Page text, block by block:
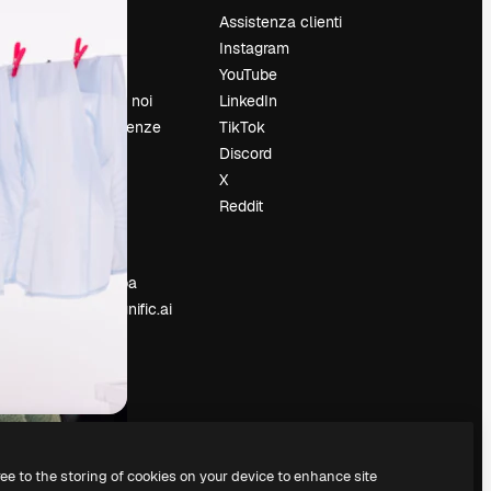
Chi siamo
Recensioni
Lavora con noi
Cerca tendenze
Sala stampa
Cerchi magnific.ai
Assistenza clienti
Instagram
YouTube
LinkedIn
TikTok
Discord
X
Reddit
to the storing of cookies on your device to enhance site